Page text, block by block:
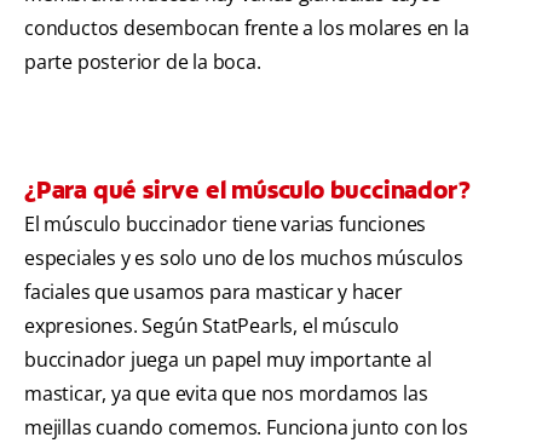
conductos desembocan frente a los molares en la
parte posterior de la boca.
¿Para qué sirve el músculo buccinador?
El músculo buccinador tiene varias funciones
especiales y es solo uno de los muchos músculos
faciales que usamos para masticar y hacer
expresiones. Según StatPearls, el músculo
buccinador juega un papel muy importante al
masticar, ya que evita que nos mordamos las
mejillas cuando comemos. Funciona junto con los